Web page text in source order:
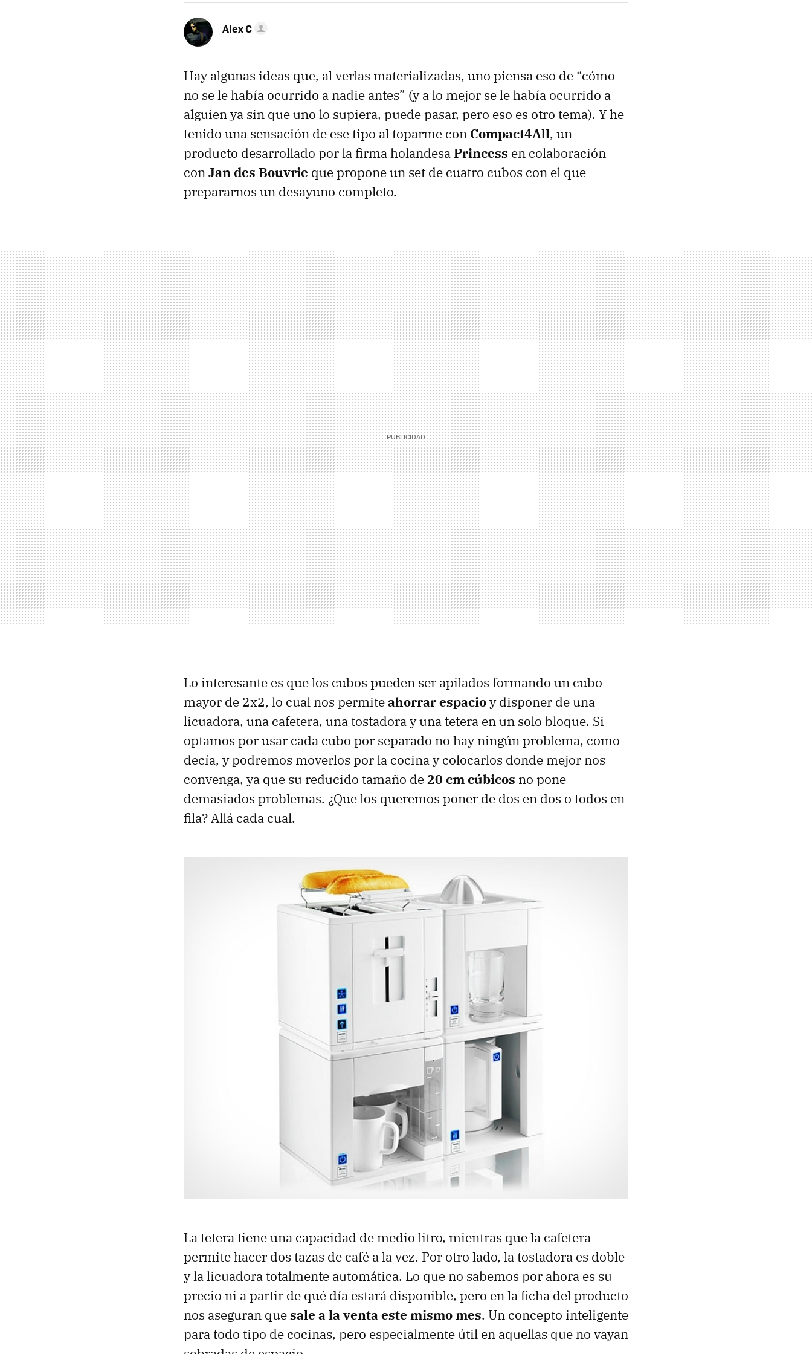
Alex C
Hay algunas ideas que, al verlas materializadas, uno piensa eso de “cómo
no se le había ocurrido a nadie antes” (y a lo mejor se le había ocurrido a
alguien ya sin que uno lo supiera, puede pasar, pero eso es otro tema). Y he
tenido una sensación de ese tipo al toparme con Compact4All, un
producto desarrollado por la firma holandesaPrincess en colaboración
conJan des Bouvrie que propone un set de cuatro cubos con el que
prepararnos un desayuno completo.
Lo interesante es que los cubos pueden ser apilados formando un cubo
mayor de 2x2, lo cual nos permiteahorrar espacioy disponer de una
licuadora, una cafetera, una tostadora y una tetera en un solo bloque. Si
optamos por usar cada cubo por separado no hay ningún problema, como
decía, y podremos moverlos por la cocina y colocarlos donde mejor nos
convenga, ya que su reducido tamaño de20 cm cúbicos no pone
demasiados problemas. ¿Que los queremos poner de dos en dos o todos en
fila? Allá cada cual.
La tetera tiene una capacidad de medio litro, mientras que la cafetera
permite hacer dos tazas de café a la vez. Por otro lado, la tostadora es doble
y la licuadora totalmente automática. Lo que no sabemos por ahora es su
precio ni a partir de qué día estará disponible, pero en la ficha del producto
nos aseguran quesale a la venta este mismo mes. Un concepto inteligente
para todo tipo de cocinas, pero especialmente útil en aquellas que no vayan